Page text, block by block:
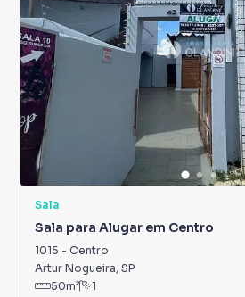
Sala
Sala para Alugar em Centro
1015 - Centro
Artur Nogueira, SP
50m² 1